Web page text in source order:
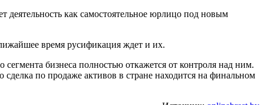
деятельность как самостоятельное юрлицо под новым
время русификация ждет и их.
бизнеса полностью откажется от контроля над ним.
по продаже активов в стране находится на финальном